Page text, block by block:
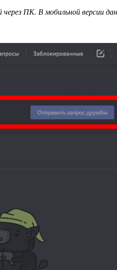
ПК. В мобильной версии